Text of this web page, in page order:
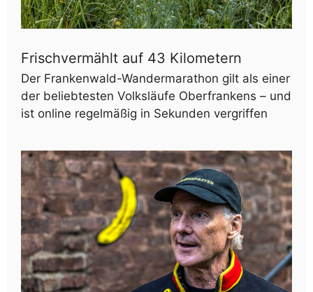
Frischvermählt auf 43 Kilometern
Der Frankenwald-Wandermarathon gilt als einer
der beliebtesten Volksläufe Oberfrankens – und
ist online regelmäßig in Sekunden vergriffen